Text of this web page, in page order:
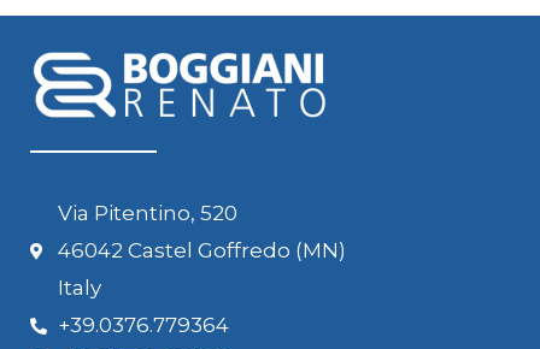
Via Pitentino, 520
46042 Castel Goffredo (MN)
Italy
+39.0376.779364